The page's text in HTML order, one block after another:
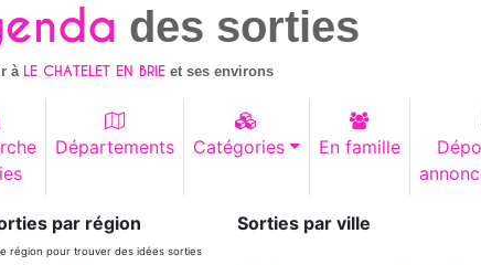
des sorties
à LE CHATELET EN BRIE et ses environs
Départements Catégories En famille
par région
région pour trouver des idées sorties
Sorties par ville